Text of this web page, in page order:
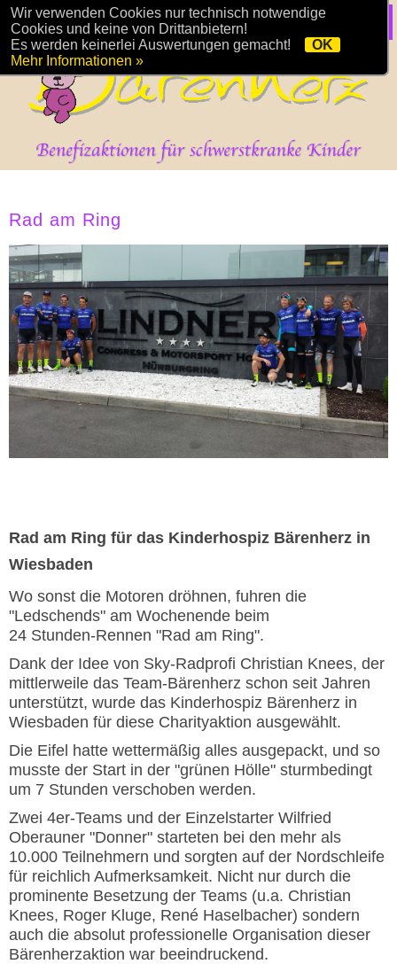
Rad am Ring
Rad am Ring für das Kinderhospiz Bärenherz in
Wiesbaden
Wo sonst die Motoren dröhnen, fuhren die
"Ledschends" am Wochenende beim
24 Stunden-Rennen "Rad am Ring".
Dank der Idee von Sky-Radprofi Christian Knees, der
mittlerweile das Team-Bärenherz schon seit Jahren
unterstützt, wurde das Kinderhospiz Bärenherz in
Wiesbaden für diese Charityaktion ausgewählt.
Die Eifel hatte wettermäßig alles ausgepackt, und so
musste der Start in der "grünen Hölle" sturmbedingt
um 7 Stunden verschoben werden.
Zwei 4er-Teams und der Einzelstarter Wilfried
Oberauner "Donner" starteten bei den mehr als
10.000 Teilnehmern und sorgten auf der Nordschleife
für reichlich Aufmerksamkeit. Nicht nur durch die
prominente Besetzung der Teams (u.a. Christian
Knees, Roger Kluge, René Haselbacher) sondern
auch die absolut professionelle Organisation dieser
Bärenherzaktion war beeindruckend.
Wir verwenden Cookies nur technisch notwendige
Cookies und keine von Drittanbietern!
Es werden keinerlei Auswertungen gemacht!
OK
Mehr Informationen »